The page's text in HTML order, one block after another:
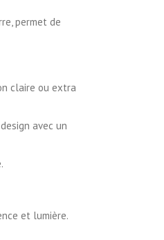
permet de
claire ou extra
avec un
et lumière.